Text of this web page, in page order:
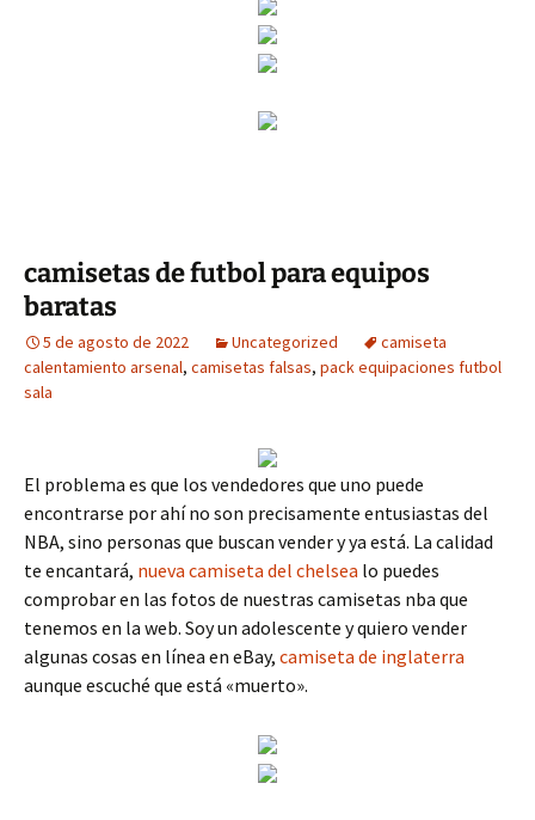
camisetas de futbol para equipos
baratas
5 de agosto de 2022 Uncategorized
camiseta
calentamiento arsenal, camisetas falsas, pack equipaciones futbol
sala
El problema es que los vendedores que uno puede
encontrarse por ahí no son precisamente entusiastas del
NBA, sino personas que buscan vender y ya está. La calidad
te encantará, nueva camiseta del chelsea lo puedes
comprobar en las fotos de nuestras camisetas nba que
tenemos en la web. Soy un adolescente y quiero vender
algunas cosas en línea en eBay, camiseta de inglaterra
aunque escuché que está «muerto».